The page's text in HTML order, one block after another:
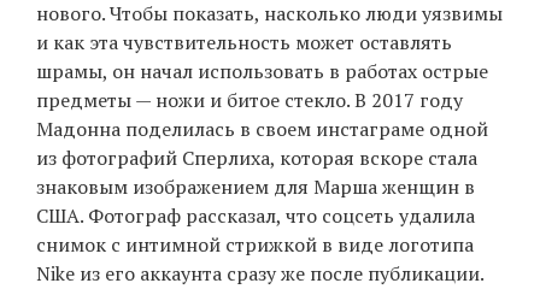
нового. Чтобы показать, насколько люди уязвимы
и как эта чувствительность может оставлять
шрамы, он начал использовать в работах острые
предметы — ножи и битое стекло. В 2017 году
Мадонна поделилась в своем инстаграме одной
из фотографий Сперлиха, которая вскоре стала
знаковым изображением для Марша женщин в
США. Фотограф рассказал, что соцсеть удалила
снимок с интимной стрижкой в виде логотипа
Nike из его аккаунта сразу же после публикации.